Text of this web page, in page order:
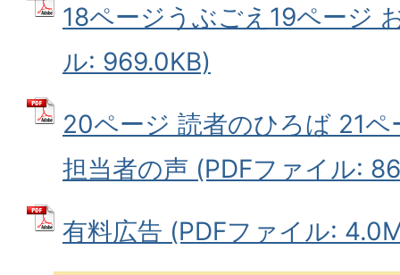
18ページうぶごえ19ページ
ル: 969.0KB)
20ページ 読者のひろば 21ペ
担当者の声 (PDFファイル:
有料広告 (PDFファイル: